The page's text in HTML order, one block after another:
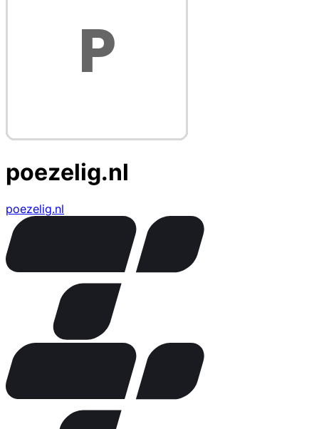
poezelig.nl
poezelig.nl